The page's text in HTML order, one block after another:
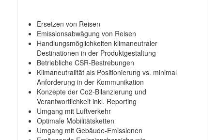
Ersetzen von Reisen
Emissionsabwägung von Reisen
Handlungsmöglichkeiten klimaneutraler
Destinationen in der Produktgestaltung
Betriebliche CSR-Bestrebungen
Klimaneutralität als Positionierung vs. minimal
Anforderung in der Kommunikation
Konzepte der Co2-Bilanzierung und
Verantwortlichkeit inkl. Reporting
Umgang mit Luftverkehr
Optimale Mobilitätsketten
Umgang mit Gebäude-Emissionen